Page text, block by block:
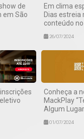
de
em São
Em clima
Dias estreia
conteúdo
26/07/2024
Conheça a
MackPlay
Algum
01/07/2024